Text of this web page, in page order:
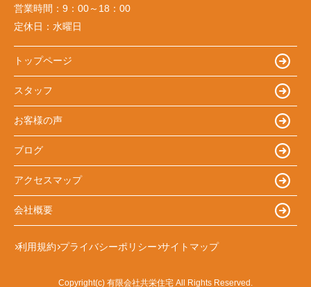
営業時間： 9：00～18：00
定休日： 水曜日
トップページ
スタッフ
お客様の声
ブログ
アクセスマップ
会社概要
利用規約 プライバシーポリシー サイトマップ
Copyright(c) 有限会社共栄住宅 All Rights Reserved.